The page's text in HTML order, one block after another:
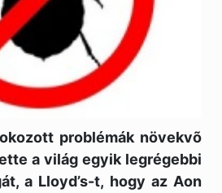
problémák növekvõ
a világ egyik legrégebbi
a Lloyd’s-t, hogy az Aon